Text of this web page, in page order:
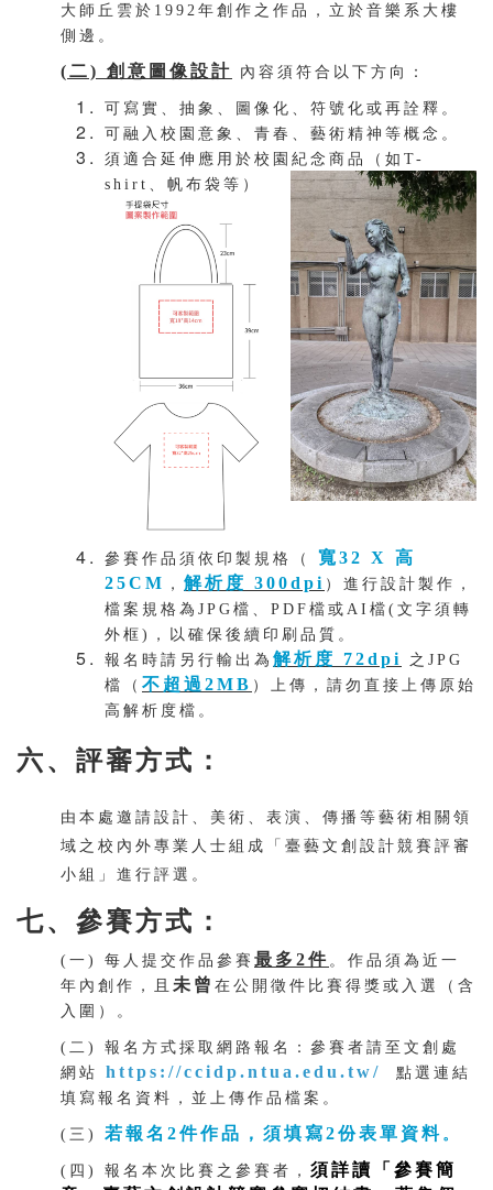
大師丘雲於1992年創作之作品，立於音樂系大樓
側邊。
(二) 創意圖像設計 內容須符合以下方向：
可寫實、抽象、圖像化、符號化或再詮釋。
可融入校園意象、青春、藝術精神等概念。
須適合延伸應用於校園紀念商品（如T-
shirt、帆布袋等）
參賽作品須依印製規格（ 寬32 X 高
25CM ， 解析度 300dpi ）進行設計製作，
檔案規格為JPG檔、PDF檔或AI檔(文字須轉
外框)，以確保後續印刷品質。
報名時請另行輸出為 解析度 72dpi
之JPG
檔（ 不超過2MB ）上傳，請勿直接上傳原始
高解析度檔。
六、評審方式：
由本處邀請設計、美術、表演、傳播等藝術相關領
域之校內外專業人士組成「臺藝文創設計競賽評審
小組」進行評選。
七、參賽方式：
(一) 每人提交作品參賽 最多2件 。作品須為近一
年內創作，且 未曾 在公開徵件比賽得獎或入選（含
入圍）。
(二) 報名方式採取網路報名：參賽者請至文創處
網站
https://ccidp.ntua.edu.tw/
點選連結
填寫報名資料，並上傳作品檔案。
(三) 若報名2件作品，須填寫2份表單資料 。
(四) 報名本次比賽之參賽者， 須詳讀「參賽簡